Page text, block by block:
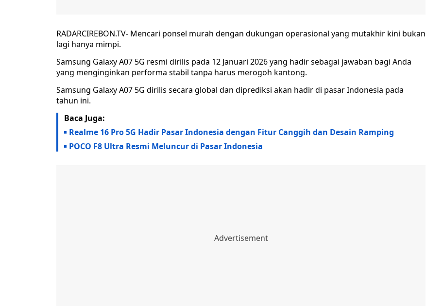
RADARCIREBON.TV- Mencari ponsel murah dengan dukungan operasional yang mutakhir kini bukan
lagi hanya mimpi.
Samsung Galaxy A07 5G resmi dirilis pada 12 Januari 2026 yang hadir sebagai jawaban bagi Anda
yang menginginkan performa stabil tanpa harus merogoh kantong.
Samsung Galaxy A07 5G dirilis secara global dan diprediksi akan hadir di pasar Indonesia pada
tahun ini.
Baca Juga:
Realme 16 Pro 5G Hadir Pasar Indonesia dengan Fitur Canggih dan Desain Ramping
POCO F8 Ultra Resmi Meluncur di Pasar Indonesia